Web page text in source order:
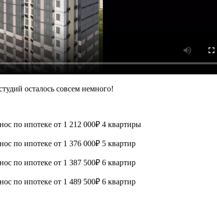
осталось совсем немного!
по ипотеке от 1 212 000₽ 4 квартиры
по ипотеке от 1 376 000₽ 5 квартир
по ипотеке от 1 387 500₽ 6 квартир
по ипотеке от 1 489 500₽ 6 квартир